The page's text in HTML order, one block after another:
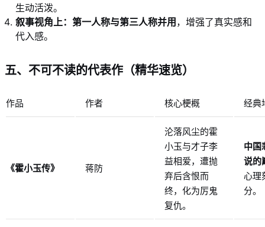
生动活泼。
叙事视角上：第一人称与第三人称并用，增强了真实感和
代入感。
五、不可不读的代表作（精华速览）
作品 作者 核心梗概 经典
《霍小玉传》 蒋防
沦落风尘的霍
小玉与才子李
益相爱，遭抛
弃后含恨而
终，化为厉鬼
复仇。
中国
说的
心理
分。